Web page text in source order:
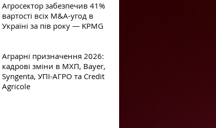
Агросектор забезпечив 41%
вартості всіх M&A-угод в
Україні за пів року — KPMG
Аграрні призначення 2026:
кадрові зміни в МХП, Bayer,
Syngenta, УПІ-АГРО та Credit
Agricole